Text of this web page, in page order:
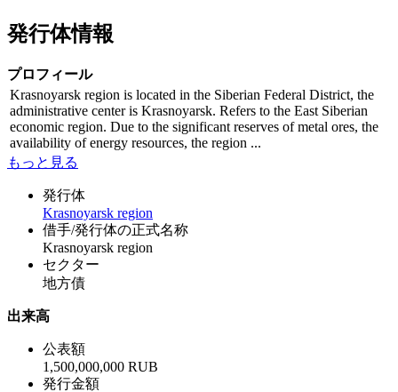
発行体情報
プロフィール
Krasnoyarsk region is located in the Siberian Federal District, the
administrative center is Krasnoyarsk. Refers to the East Siberian
economic region. Due to the significant reserves of metal ores, the
availability of energy resources, the region ...
もっと見る
発行体
Krasnoyarsk region
借手/発行体の正式名称
Krasnoyarsk region
セクター
地方債
出来高
公表額
1,500,000,000 RUB
発行金額